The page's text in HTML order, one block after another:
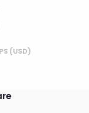
(USD)